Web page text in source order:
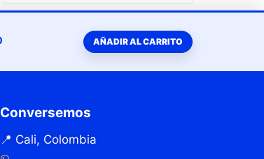
AÑADIR AL CARRITO
Conversemos
📍 Cali, Colombia